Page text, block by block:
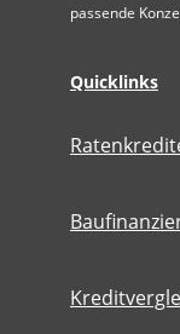
passende
Quicklinks